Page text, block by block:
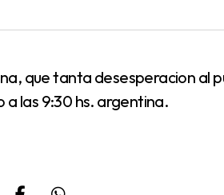
las 9:30 hs. argentina.